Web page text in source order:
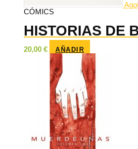
CÓMICS
HISTORIAS DE
20,00 € AÑADIR